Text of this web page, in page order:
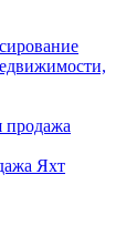
продажа
Яхт